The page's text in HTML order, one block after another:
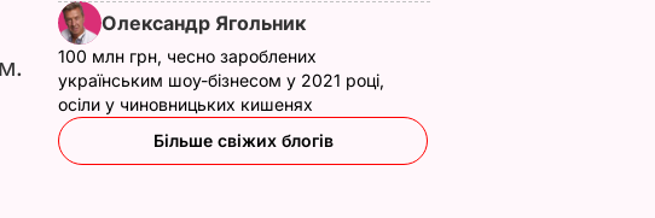
Олександр Ягольник
100 млн грн, чесно зароблених
українським шоу-бізнесом у 2021 році,
осіли у чиновницьких кишенях
Більше свіжих блогів